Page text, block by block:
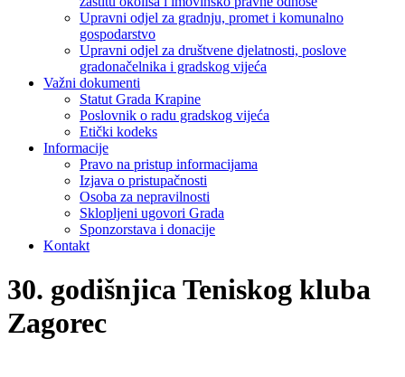
Upravni odjel za gradnju, promet i komunalno
gospodarstvo
Upravni odjel za društvene djelatnosti, poslove
gradonačelnika i gradskog vijeća
Važni dokumenti
Statut Grada Krapine
Poslovnik o radu gradskog vijeća
Etički kodeks
Informacije
Pravo na pristup informacijama
Izjava o pristupačnosti
Osoba za nepravilnosti
Sklopljeni ugovori Grada
Sponzorstava i donacije
Kontakt
30. godišnjica Teniskog kluba
Zagorec